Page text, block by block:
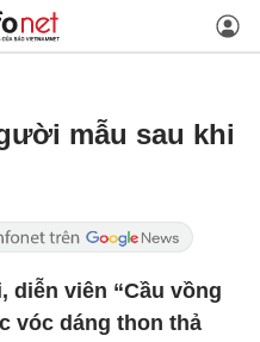
mẫu sau khi
diễn viên “Cầu vồng
vóc dáng thon thả